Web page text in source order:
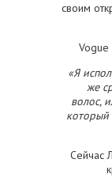
своим
Vogue
«Я
же
волос,
который
Сейчас